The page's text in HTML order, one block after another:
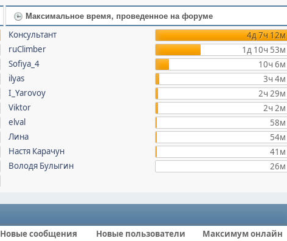
Максимальное время, проведенное на форуме
Консультант
4д 7ч 12м
ruClimber
1д 10ч 53м
Sofiya_4
10ч 6м
ilyas
3ч 4м
I_Yarovoy
2ч 29м
Viktor
2ч 2м
elval
58м
Лина
54м
Настя Карачун
41м
Володя Булыгин
26м
Новые сообщения Новые пользователи
Максимум онлайн